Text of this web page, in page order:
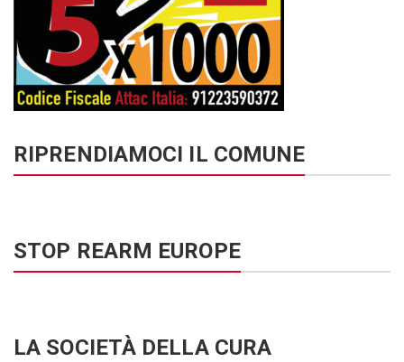
RIPRENDIAMOCI IL COMUNE
STOP REARM EUROPE
LA SOCIETÀ DELLA CURA